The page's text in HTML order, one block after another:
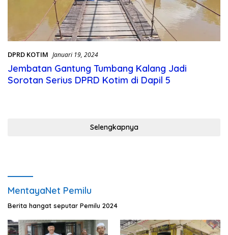
DPRD KOTIM Januari 19, 2024
Jembatan Gantung Tumbang Kalang Jadi
Sorotan Serius DPRD Kotim di Dapil 5
Selengkapnya
MentayaNet Pemilu
Berita hangat seputar Pemilu 2024